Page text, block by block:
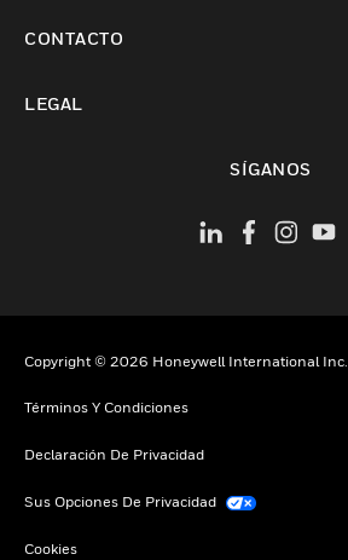
CONTACTO
LEGAL
SÍGANOS
Copyright © 2026 Honeywell International Inc.
Términos Y Condiciones
Declaración De Privacidad
Sus Opciones De Privacidad
Cookies